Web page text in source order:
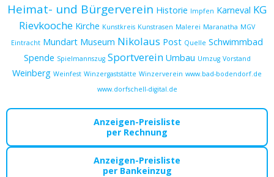
Heimat- und Bürgerverein Historie Impfen Karneval KG
Rievkooche Kirche Kunstkreis Kunstrasen Malerei Maranatha MGV
Eintracht Mundart Museum Nikolaus Post Quelle Schwimmbad
Spende Spielmannszug Sportverein Umbau Umzug Vorstand
Weinberg Weinfest Winzergaststätte Winzerverein www.bad-bodendorf.de
www.dorfschell-digital.de
Anzeigen-Preisliste
per Rechnung
Anzeigen-Preisliste
per Bankeinzug